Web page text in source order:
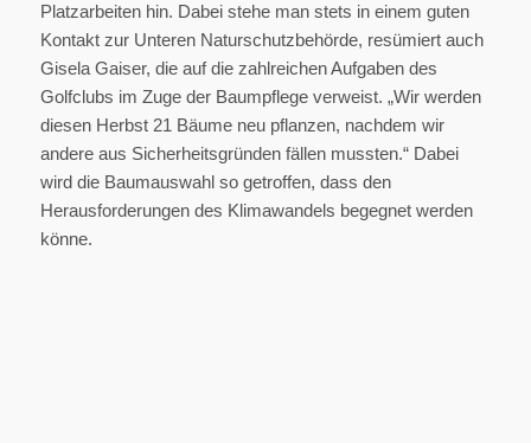
Platzarbeiten hin. Dabei stehe man stets in einem guten
Kontakt zur Unteren Naturschutzbehörde, resümiert auch
Gisela Gaiser, die auf die zahlreichen Aufgaben des
Golfclubs im Zuge der Baumpflege verweist. „Wir werden
diesen Herbst 21 Bäume neu pflanzen, nachdem wir
andere aus Sicherheitsgründen fällen mussten.“ Dabei
wird die Baumauswahl so getroffen, dass den
Herausforderungen des Klimawandels begegnet werden
könne.